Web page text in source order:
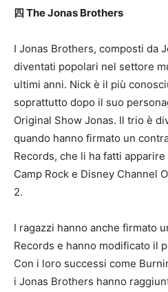
四 The Jonas Brothers
I Jonas Brothers, composti da
diventati popolari nel settore
ultimi anni. Nick è il più
soprattutto dopo il suo
Original Show Jonas. Il trio è
quando hanno firmato un
Records, che li ha fatti
Camp Rock e Disney Channel
2.
I ragazzi hanno anche firmato
Records e hanno modificato il
Con i loro successi come
i Jonas Brothers hanno